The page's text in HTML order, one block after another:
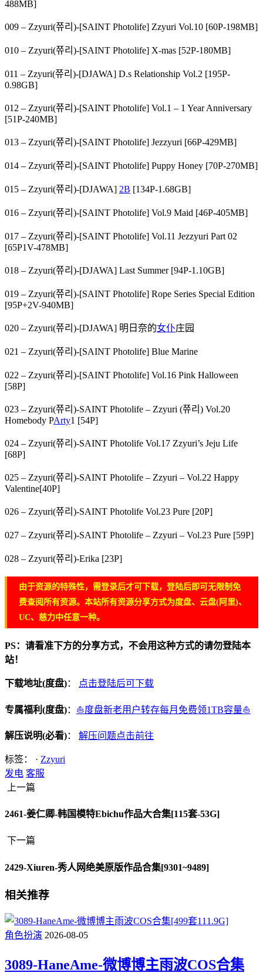
488MB]
009 – Zzyuri(쮸리)-[SAINT Photolife] Zzyuri Vol.10 [60P-198MB]
010 – Zzyuri(쮸리)-[SAINT Photolife] X-mas [52P-180MB]
011 – Zzyuri(쮸리)-[DJAWA] D.s Relationship Vol.2 [195P-
0.98GB]
012 – Zzyuri(쮸리)-[SAINT Photolife] Vol.1 – 1 Year Anniversary
[51P-240MB]
013 – Zzyuri(쮸리)-[SAINT Photolife] Jezzyuri [66P-429MB]
014 – Zzyuri(쮸리)-[SAINT Photolife] Puppy Honey [70P-270MB]
015 – Zzyuri(쮸리)-[DJAWA] 2B [134P-1.68GB]
016 – Zzyuri(쮸리)-[SAINT Photolife] Vol.9 Maid [46P-405MB]
017 – Zzyuri(쮸리)-[SAINT Photolife] Vol.11 Jezzyuri Part 02
[65P1V-478MB]
018 – Zzyuri(쮸리)-[DJAWA] Last Summer [94P-1.10GB]
019 – Zzyuri(쮸리)-[SAINT Photolife] Rope Series Special Edition
[95P+2V-940MB]
020 – Zzyuri(쮸리)-[DJAWA] 明日奈的女仆庄园
021 – Zzyuri(쮸리)-[SAINT Photolife] Blue Marine
022 – Zzyuri(쮸리)-[SAINT Photolife] Vol.16 Pink Halloween
[58P]
023 – Zzyuri(쮸리)-SAINT Photolife – Zzyuri (쮸리) Vol.20
Homebody PArty1 [54P]
024 – Zzyuri(쮸리)-SAINT Photolife Vol.17 Zzyuri’s Jeju Life
[68P]
025 – Zzyuri(쮸리)-SAINT Photolife – Zzyuri – Vol.22 Happy
Valentine[40P]
026 – Zzyuri(쮸리)-SAINT Photolife Vol.23 Pure [20P]
027 – Zzyuri(쮸리)-SAINT Photolife – Zzyuri – Vol.23 Pure [59P]
028 – Zzyuri(쮸리)-Erika [23P]
由于资源的特殊性，需登录后才可下载，登陆后即可无限制免
费查阅所有资源。本站所有资源分享方式为度盘、云盘(阿里)、
UC、慈力中任意一种。
PS：请看准下方的分享方式，不会用这种方式的请勿登陆本
站！
下载地址(度盘)： 点击登陆后可下载
专属福利(度盘)： ⛵度盘新老用户转存每月免费领1TB容量⛵
解压说明(必看)： 解压问题点击前往
标签： · Zzyuri
发电 客服
上一篇
2461-姜仁卿-韩国模特Ebichu作品大合集[115套-53G]
下一篇
2429-Xiuren-秀人网绝美原版作品合集[9301~9489]
相关推荐
角色扮演 2026-08-05
3089-HaneAme-微博博主雨波COS合集